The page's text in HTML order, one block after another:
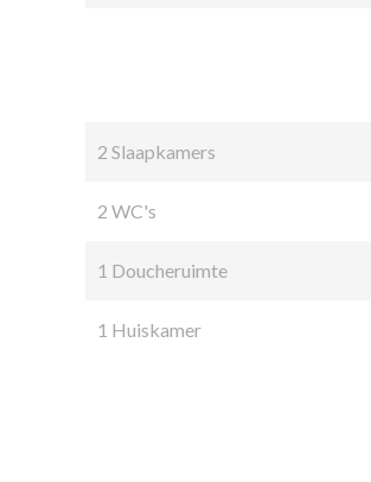
2 Slaapkamers
2 WC's
1 Doucheruimte
1 Huiskamer